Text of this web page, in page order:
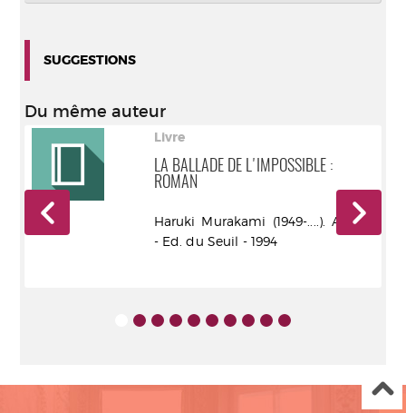
SUGGESTIONS
Du même auteur
Livre
LA BALLADE DE L'IMPOSSIBLE :
ROMAN
Haruki Murakami (1949-....). Auteur
- Ed. du Seuil - 1994